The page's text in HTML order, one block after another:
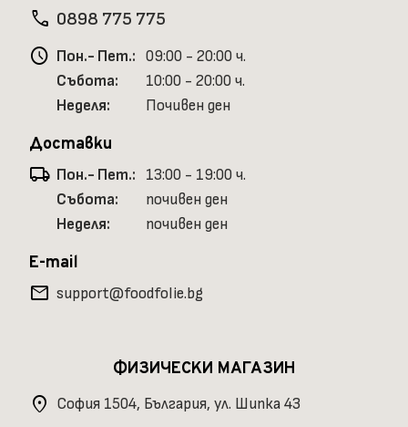
phone 0898 775 775
schedule Пон.- Пет.: 09:00 - 20:00 ч.
Събота:
10:00 - 20:00 ч.
Неделя:
Почивен ден
Доставки
local_shipping Пон.- Пет.:
13:00 - 19:00 ч.
Събота:
почивен ден
Неделя:
почивен ден
E-mail
mail support@foodfolie.bg
ФИЗИЧЕСКИ МАГАЗИН
location_on София 1504, България, ул. Шипка 43